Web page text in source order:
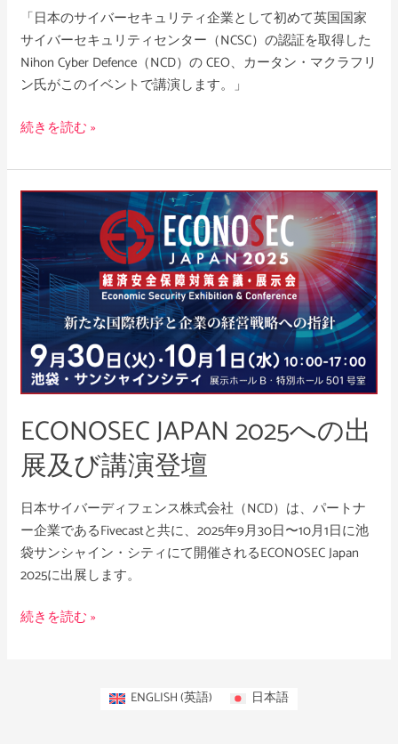
「日本のサイバーセキュリティ企業として初めて英国国家
サイバーセキュリティセンター（NCSC）の認証を取得した
Nihon Cyber Defence（NCD）の CEO、カータン・マクラフリ
ン氏がこのイベントで講演します。」
ウ
ェ
ア
被
へ
対
応
「す
き
事/
す
べ
き
で
な
い
事」
続きを読む »
ECONOSEC JAPAN 2025への出
展及び講演登壇
日本サイバーディフェンス株式会社（NCD）は、パートナ
ー企業であるFivecastと共に、2025年9月30日〜10月1日に池
袋サンシャイン・シティにて開催されるECONOSEC Japan
2025に出展します。
ECONOSEC
JAPAN
2025
へ
の
出
及
び
講
演
登
壇
続きを読む »
ENGLISH(英語) 日本語